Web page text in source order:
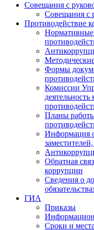
Совещания с
Совещания с
Противодействие
Формы
Комиссии
Планы
Информация
Обратная
коррупции
Сведения о
ГИА
Приказы
Сроки и